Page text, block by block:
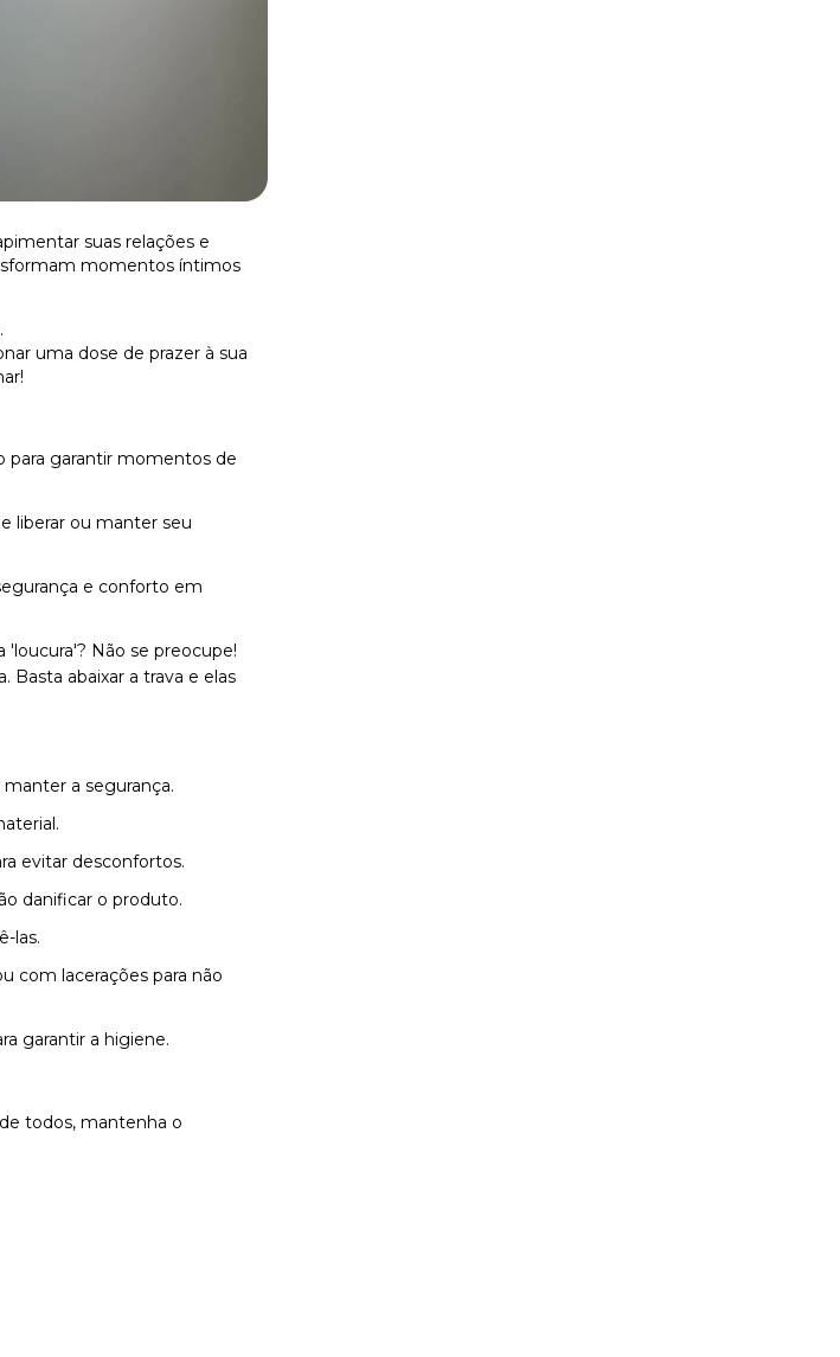
suas relações e
momentos íntimos
uma dose de prazer à sua
para garantir momentos de
liberar ou manter seu
e conforto em
Não se preocupe!
Basta abaixar a trava e elas
a segurança.
evitar desconfortos.
danificar o produto.
las.
com lacerações para não
garantir a higiene.
todos, mantenha o